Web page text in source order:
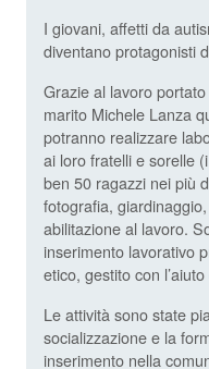
I giovani, affetti da
diventano protagonisti
Grazie al lavoro
marito Michele Lanza
potranno realizzare
ai loro fratelli e sorelle
ben 50 ragazzi nei più
fotografia,
abilitazione al lavoro.
inserimento lavorativo
etico, gestito con
Le attività sono state
socializzazione e la
inserimento nella